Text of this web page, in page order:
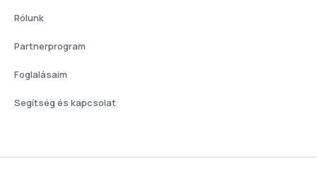
Rólunk
Partnerprogram
Foglalásaim
Segítség és kapcsolat